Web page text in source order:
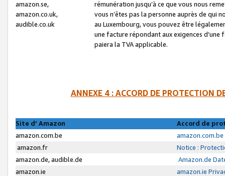
amazon.se,
amazon.co.uk,
audible.co.uk
rémunération jusqu’à ce que vous nous
vous n’êtes pas la personne auprès de qui
au Luxembourg, vous pouvez être
une facture répondant aux exigences
paiera la TVA applicable.
ANNEXE 4 : ACCORD DE PROTECTION
Site d’ Amazon
Accord de
amazon.com.be
amazon.fr
Notice :
amazon.de, audible.de
Amazon.de
amazon.ie
amazon.ie